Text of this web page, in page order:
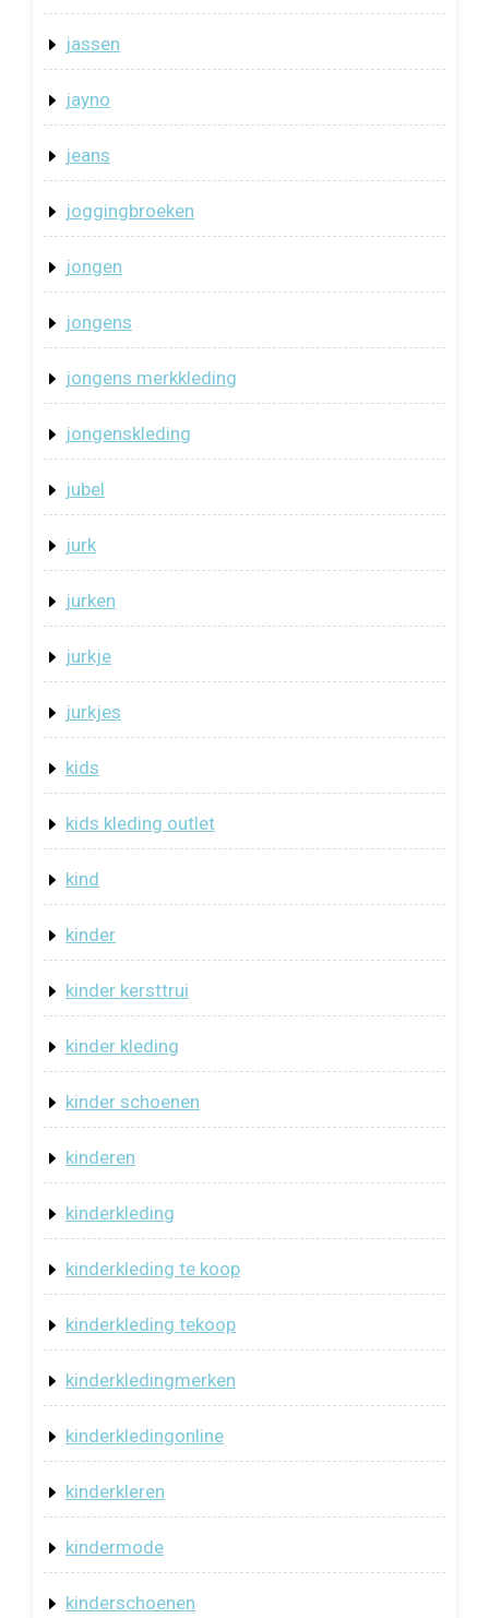
jassen
jayno
jeans
joggingbroeken
jongen
jongens
jongens merkkleding
jongenskleding
jubel
jurk
jurken
jurkje
jurkjes
kids
kids kleding outlet
kind
kinder
kinder kersttrui
kinder kleding
kinder schoenen
kinderen
kinderkleding
kinderkleding te koop
kinderkleding tekoop
kinderkledingmerken
kinderkledingonline
kinderkleren
kindermode
kinderschoenen